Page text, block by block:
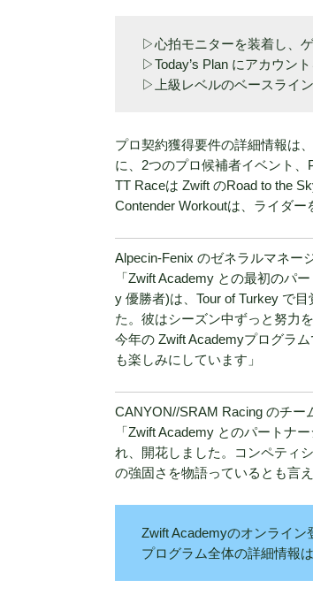
▷心拍モニターを装着し、
▷Today’s Plan にアカウン
▷上級レベルのベースライ
プロ契約獲得要件の詳細情報は、
に、2つのプロ候補者イベント、
TT Raceは Zwift のRoad to the
Contender Workoutは、ライダー
Alpecin-Fenix のゼネラルマネー
「Zwift Academy との最初のパ
y 優勝者)は、Tour of Turkey で
た。彼はシーズン中ずっと努力
今年の Zwift Academyプログラ
も楽しみにしています」
CANYON//SRAM Racing のチー
「Zwift Academy とのパートナ
れ、開花しました。コンペティ
の強固さを物語っているとも言
Zwift Academyのオンライン
プログラム全体の詳細情報は